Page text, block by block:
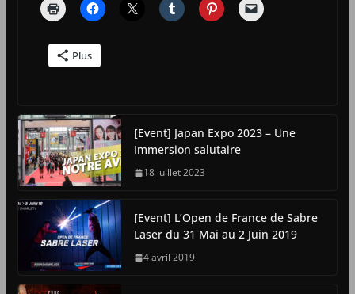
Plus
[Event] Japan Expo 2023 – Une
Immersion salutaire
18 juillet 2023
[Event] L’Open de France de Sabre
Laser du 31 Mai au 2 Juin 2019
4 avril 2019